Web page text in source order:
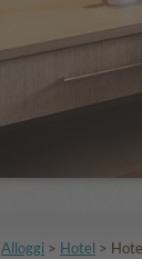
Alloggi > Hotel >